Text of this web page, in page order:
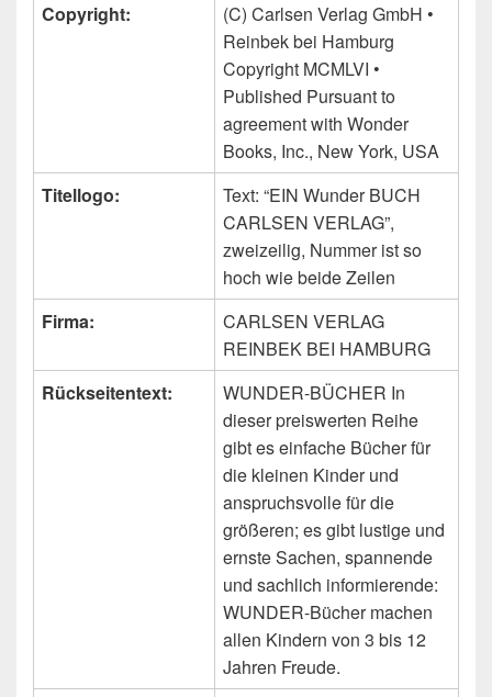
Copyright:
(C) Carlsen Verlag GmbH •
Reinbek bei Hamburg
Copyright MCMLVI •
Published Pursuant to
agreement with Wonder
Books, Inc., New York, USA
Titellogo:
Text: “EIN Wunder BUCH
CARLSEN VERLAG”,
zweizeilig, Nummer ist so
hoch wie beide Zeilen
Firma:
CARLSEN VERLAG
REINBEK BEI HAMBURG
Rückseitentext:
WUNDER-BÜCHER In
dieser preiswerten Reihe
gibt es einfache Bücher für
die kleinen Kinder und
anspruchsvolle für die
größeren; es gibt lustige und
ernste Sachen, spannende
und sachlich informierende:
WUNDER-Bücher machen
allen Kindern von 3 bis 12
Jahren Freude.